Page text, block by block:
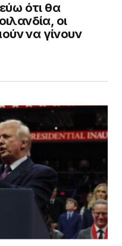
ότι θα
οι
να γίνουν